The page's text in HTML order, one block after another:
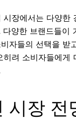
장에서는 다양한
양한 브랜드들이
자들의 선택을 받
히려 소비자들에게
시장 전